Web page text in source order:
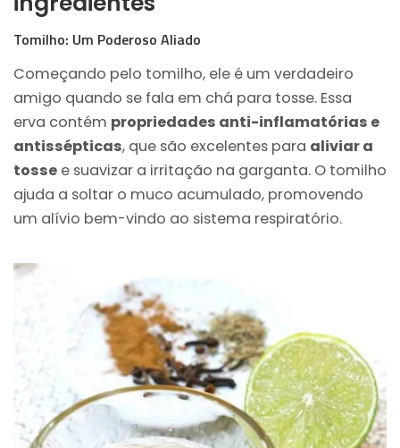
Tomilho: Um Poderoso Aliado
Começando pelo tomilho, ele é um verdadeiro
amigo quando se fala em chá para tosse. Essa
erva contém propriedades anti-inflamatórias e
antissépticas, que são excelentes para aliviar a
tosse e suavizar a irritação na garganta. O tomilho
ajuda a soltar o muco acumulado, promovendo
um alívio bem-vindo ao sistema respiratório.